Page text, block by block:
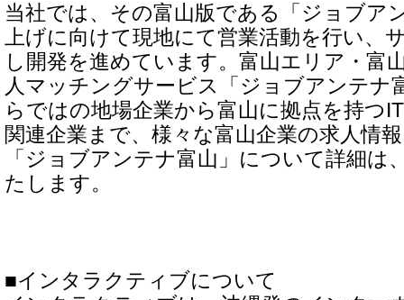
当社では、その富山版である「ジョブア
上げに向けて現地にて営業活動を行い、
し開発を進めています。富山エリア・富
人マッチングサービス「ジョブアンテナ
らではの地場企業から富山に拠点を持つ
関連企業まで、様々な富山企業の求人情
「ジョブアンテナ富山」について詳細は
たします。
■インタラクティブについて